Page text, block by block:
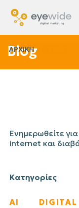
ΑΡΧΙΚΗ
Blog
Ενημερωθείτε
internet και
Κατηγορίες
AI
DIGITAL